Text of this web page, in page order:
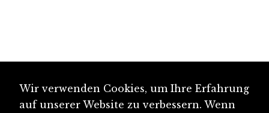
Wir verwenden Cookies, um Ihre Erfahrung
auf unserer Website zu verbessern. Wenn